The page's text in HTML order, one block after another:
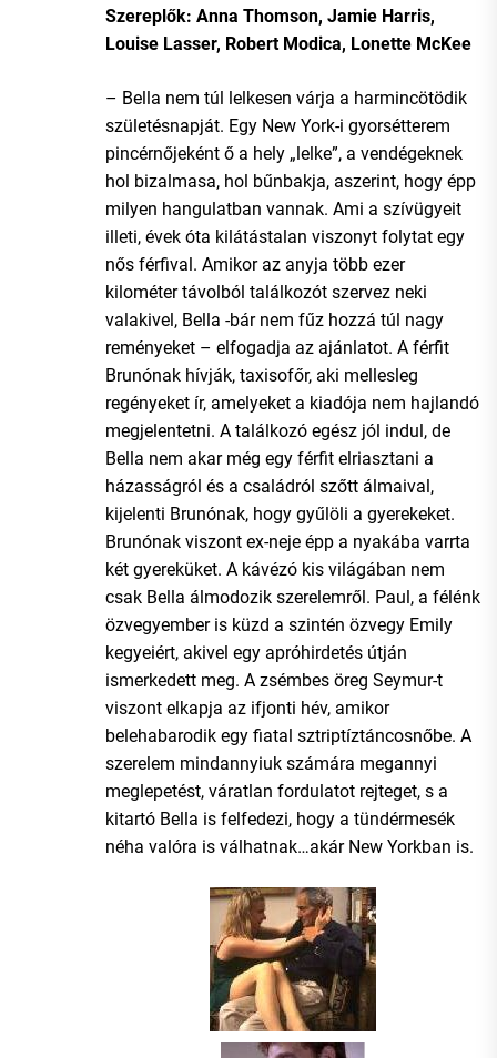
Szereplők: Anna Thomson, Jamie Harris,
Louise Lasser, Robert Modica, Lonette McKee
– Bella nem túl lelkesen várja a harmincötödik
születésnapját. Egy New York-i gyorsétterem
pincérnőjeként ő a hely „lelke”, a vendégeknek
hol bizalmasa, hol bűnbakja, aszerint, hogy épp
milyen hangulatban vannak. Ami a szívügyeit
illeti, évek óta kilátástalan viszonyt folytat egy
nős férfival. Amikor az anyja több ezer
kilométer távolból találkozót szervez neki
valakivel, Bella -bár nem fűz hozzá túl nagy
reményeket – elfogadja az ajánlatot. A férfit
Brunónak hívják, taxisofőr, aki mellesleg
regényeket ír, amelyeket a kiadója nem hajlandó
megjelentetni. A találkozó egész jól indul, de
Bella nem akar még egy férfit elriasztani a
házasságról és a családról szőtt álmaival,
kijelenti Brunónak, hogy gyűlöli a gyerekeket.
Brunónak viszont ex-neje épp a nyakába varrta
két gyereküket. A kávézó kis világában nem
csak Bella álmodozik szerelemről. Paul, a félénk
özvegyember is küzd a szintén özvegy Emily
kegyeiért, akivel egy apróhirdetés útján
ismerkedett meg. A zsémbes öreg Seymur-t
viszont elkapja az ifjonti hév, amikor
belehabarodik egy fiatal sztriptíztáncosnőbe. A
szerelem mindannyiuk számára megannyi
meglepetést, váratlan fordulatot rejteget, s a
kitartó Bella is felfedezi, hogy a tündérmesék
néha valóra is válhatnak…akár New Yorkban is.